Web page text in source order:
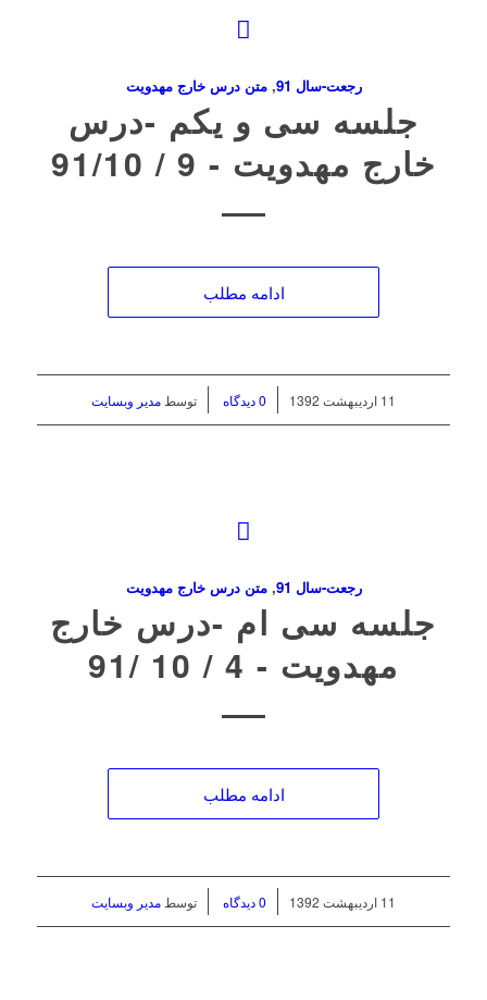
رجعت-سال 91 ,متن درس خارج مهدویت
جلسه سی و یکم ‌-درس
خارج مهدویت ‌- 9 / 91/10
ادامه مطلب
11 اردیبهشت 1392 / 0 دیدگاه توسط مدیر وبسایت
رجعت-سال 91 ,متن درس خارج مهدویت
جلسه سی ام ‌-درس خارج
مهدویت ‌- 4 / 10 /91
ادامه مطلب
11 اردیبهشت 1392 / 0 دیدگاه توسط مدیر وبسایت